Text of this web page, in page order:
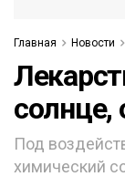
Главная Новости
Под
химический